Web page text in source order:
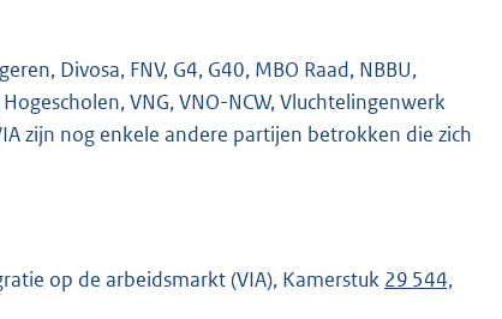
Divosa, FNV, G4, G40, MBO Raad, NBBU,
VNG, VNO-NCW, Vluchtelingenwerk
zijn nog enkele andere partijen betrokken die zich
op de arbeidsmarkt (VIA), Kamerstuk 29 544,